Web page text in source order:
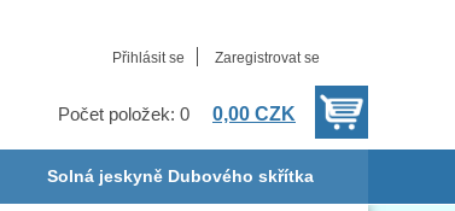
Přihlásit se Zaregistrovat se
Počet položek: 0 0,00 CZK
Solná jeskyně Dubového skřítka